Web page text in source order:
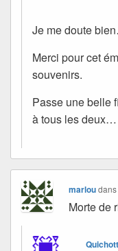
Je me doute
Merci pour cet
souvenirs.
Passe une belle
à tous les deux…
marlou
Morte de